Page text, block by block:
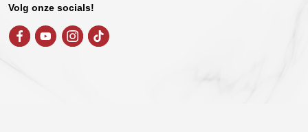
Volg onze socials!